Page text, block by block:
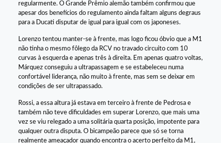
regularmente. O Grande Prêmio alemão também confirmou que
apesar dos benefícios do regulamento ainda faltam alguns degraus
para a Ducati disputar de igual para igual com os japoneses.
Lorenzo tentou manter-se à frente, mas logo ficou óbvio que a M1
não tinha o mesmo fôlego da RCV no travado circuito com 10
curvas à esquerda e apenas três à direita. Em apenas quatro voltas,
Márquez conseguiu a ultrapassagem e se estabeleceu numa
confortável liderança, não muito à frente, mas sem se deixar em
condições de ser ultrapassado.
Rossi, a essa altura já estava em terceiro à frente de Pedrosa e
também não teve dificuldades em superar Lorenzo, que mais uma
vez se viu relegado a uma solitária quarta posição, impotente para
qualquer outra disputa. O bicampeão parece que só se torna
realmente ameaçador quando encontra o acerto perfeito da M1,